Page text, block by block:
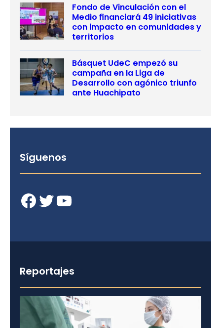
Fondo de Vinculación con el
Medio financiará 49 iniciativas
con impacto en comunidades y
territorios
Básquet UdeC empezó su
campaña en la Liga de
Desarrollo con agónico triunfo
ante Huachipato
Síguenos
Facebook Twitter YouTube
Reportajes